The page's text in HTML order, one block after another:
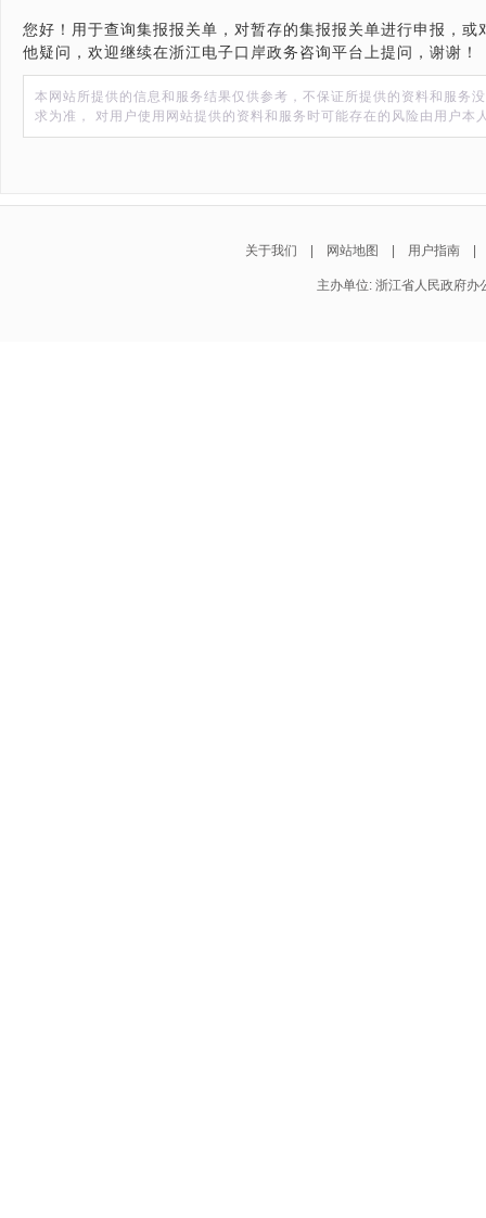
您好！用于查询集报报关单，对暂存的集报报关单进行申报，
他疑问，欢迎继续在浙江电子口岸政务咨询平台上提问，谢谢！
本网站所提供的信息和服务结果仅供参考，不保证所提供的资料和服务
求为准， 对用户使用网站提供的资料和服务时可能存在的风险由用户本
关于我们 网站地图 用户指南
主办单位: 浙江省人民政府办